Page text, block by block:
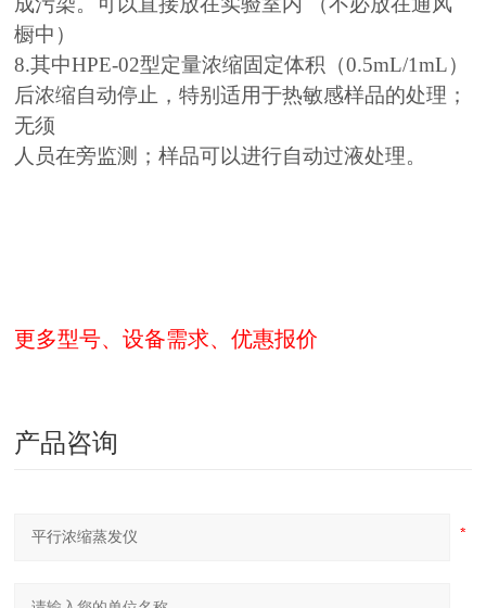
橱中）
8.其中HPE-02型定量浓缩固定体积（0.5mL/1mL）
后浓缩自动停止，特别适用于热敏感样品的处理；
无须
人员在旁监测；样品可以进行自动过液处理。
更多型号、设备需求、优惠报价
产品咨询